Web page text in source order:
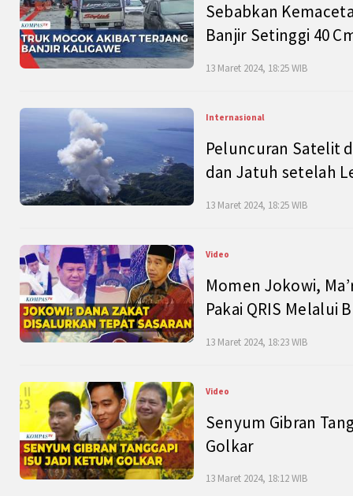
Sebabkan
Banjir Setinggi 40
13 Maret 2024, 18:25 WIB
Internasional
Peluncuran Satelit
dan Jatuh setelah
13 Maret 2024, 18:25 WIB
Video
Momen Jokowi,
Pakai QRIS Melalui
13 Maret 2024, 18:23 WIB
Video
Senyum Gibran
Golkar
13 Maret 2024, 18:12 WIB